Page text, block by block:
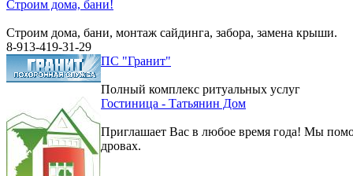
Строим дома, бани!
Строим дома, бани, монтаж сайдинга, забора, замена крыши.
8-913-419-31-29
ПС "Гранит"
Полный комплекс ритуальных услуг
Гостиница - Татьянин Дом
Приглашает Вас в любое время года! Мы
дровах.